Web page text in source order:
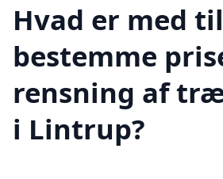
Hvad er med
bestemme
rensning af
i Lintrup?